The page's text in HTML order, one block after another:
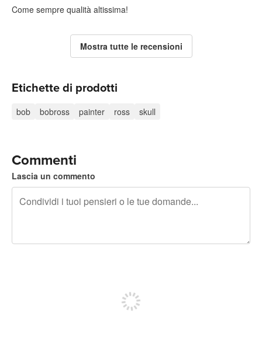
Come sempre qualità altissima!
Mostra tutte le recensioni
Etichette di prodotti
bob bobross painter ross skull
Commenti
Lascia un commento